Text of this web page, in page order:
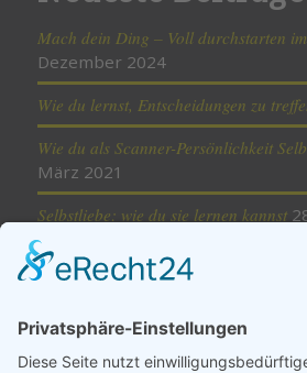
Mach dein Ding – Voll durchstarten
Dezember 2024
Wie du lernst, Entscheidungen zu
Wie du als Scanner-Persönlichkeit
März 2021
Selbstliebe: wie du sie lernen kannst
Minimalismus – weniger ist mehr
Cookie-Einstellungen